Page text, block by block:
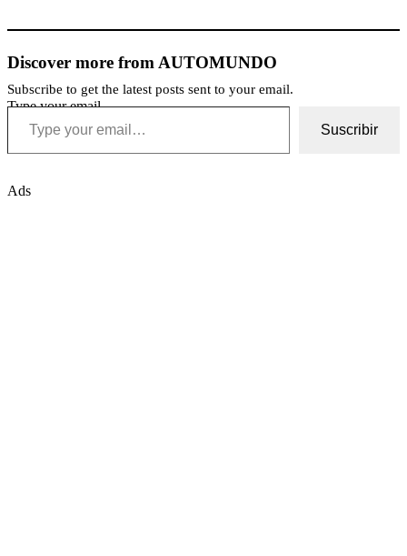
Discover more from AUTOMUNDO
Subscribe to get the latest posts sent to your email.
Type your email…
Suscribir
Ads